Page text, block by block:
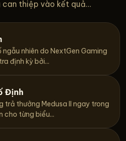
can thiệp vào kết quả...
ngẫu nhiên do NextGen Gaming
định kỳ bởi...
Định
trả thưởng Medusa II ngay trong
cho từng biểu...